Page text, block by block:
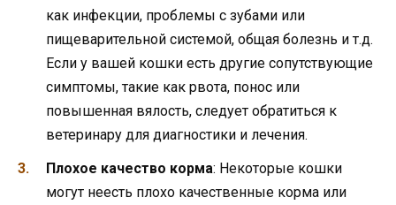
как инфекции, проблемы с зубами или
пищеварительной системой, общая болезнь и т.д.
Если у вашей кошки есть другие сопутствующие
симптомы, такие как рвота, понос или
повышенная вялость, следует обратиться к
ветеринару для диагностики и лечения.
Плохое качество корма: Некоторые кошки
могут неесть плохо качественные корма или